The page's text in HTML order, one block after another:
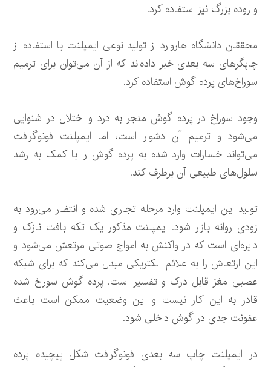
و روده بزرگ نیز استفاده کرد.
محققان دانشگاه هاروارد از تولید نوعی ایمپلنت با استفاده از
چاپگرهای سه بعدی خبر داده‌اند که از آن می‌توان برای ترمیم
سوراخ‌های پرده گوش استفاده کرد.
وجود سوراخ در پرده گوش منجر به درد و اختلال در شنوایی
می‌شود و ترمیم آن دشوار است، اما ایمپلنت فونوگرافت
می‌تواند خسارات وارد شده به پرده گوش را با کمک به رشد
سلول‌های طبیعی آن برطرف کند.
تولید این ایمپلنت وارد مرحله تجاری شده و انتظار می‌رود به
زودی روانه بازار شود. ایمپلنت مذکور یک تکه بافت نازک و
دایره‌ای است که در واکنش به امواج صوتی مرتعش می‌شود و
این ارتعاش را به علائم الکتریکی مبدل می‌کند که برای شبکه
عصبی مغز قابل درک و تفسیر است. پرده گوش سوراخ شده
قادر به این کار نیست و این وضعیت ممکن است باعث
عفونت جدی در گوش داخلی شود.
در ایمپلنت چاپ سه بعدی فونوگرافت شکل پیچیده پرده